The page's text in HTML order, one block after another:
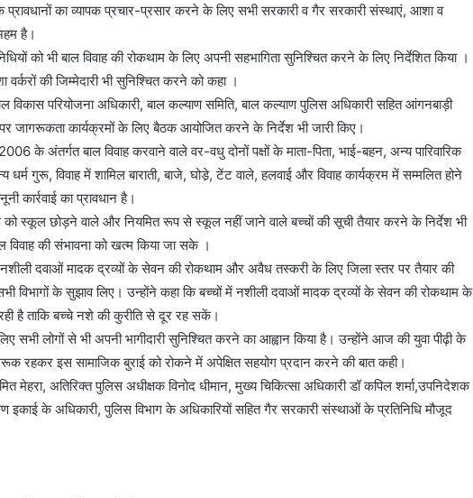
प्रावधानों का व्यापक प्रचार-प्रसार करने के लिए सभी सरकारी व गैर सरकारी संस्थाएं, आशा व
है।
को भी बाल विवाह की रोकथाम के लिए अपनी सहभागिता सुनिश्चित करने के लिए निर्देशित किया ।
की जिम्मेदारी भी सुनिश्चित करने को कहा ।
विकास परियोजना अधिकारी, बाल कल्याण समिति, बाल कल्याण पुलिस अधिकारी सहित आंगनबाड़ी
पर जागरूकता कार्यक्रमों के लिए बैठक आयोजित करने के निर्देश भी जारी किए।
के अंतर्गत बाल विवाह करवाने वाले वर-वधु दोनों पक्षों के माता-पिता, भाई-बहन, अन्य पारिवारिक
धर्म गुरू, विवाह में शामिल बाराती, बाजे, घोडे़, टेंट वाले, हलवाई और विवाह कार्यक्रम में सम्मलित होने
कार्रवाई का प्रावधान है।
को स्कूल छोड़ने वाले और नियमित रूप से स्कूल नहीं जाने वाले बच्चों की सूची तैयार करने के निर्देश भी
विवाह की संभावना को खत्म किया जा सके ।
दवाओं मादक द्रव्यों के सेवन की रोकथाम और अवैध तस्करी के लिए जिला स्तर पर तैयार की
विभागों के सुझाव लिए। उन्होंने कहा कि बच्चों में नशीली दवाओं मादक द्रव्यों के सेवन की रोकथाम के
रही है ताकि बच्चे नशे की कुरीति से दूर रह सकें।
सभी लोगों से भी अपनी भागीदारी सुनिश्चित करने का आह्वान किया है। उन्होंने आज की युवा पीढ़ी के
रहकर इस सामाजिक बुराई को रोकने में अपेक्षित सहयोग प्रदान करने की बात कही।
मेहरा, अतिरिक्त पुलिस अधीक्षक विनोद धीमान, मुख्य चिकित्सा अधिकारी डॉ कपिल शर्मा,उपनिदेशक
इकाई के अधिकारी, पुलिस विभाग के अधिकारियों सहित गैर सरकारी संस्थाओं के प्रतिनिधि मौजूद